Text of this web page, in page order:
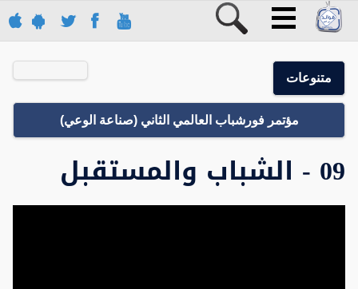
متنوعات
مؤتمر فورشباب العالمي الثاني (صناعة الوعي)
09 - الشباب والمستقبل